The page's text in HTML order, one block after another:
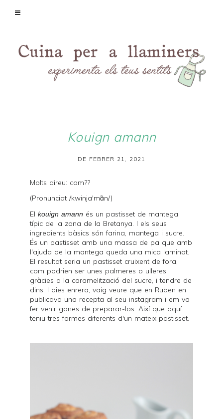
Kouign amann
DE FEBRER 21, 2021
Molts direu: com??
(Pronunciat /kwinja'mɑ̃n/)
El kouign amann és un pastisset de mantega
típic de la zona de la Bretanya. I els seus
ingredients bàsics són farina, mantega i sucre.
És un pastisset amb una massa de pa que amb
l'ajuda de la mantega queda una mica laminat.
El resultat seria un pastisset cruixent de fora,
com podrien ser unes palmeres o ulleres,
gràcies a la caramelització del sucre, i tendre de
dins. I dies enrera, vaig veure que en Ruben en
publicava una recepta al seu instagram i em va
fer venir ganes de preparar-los. Així que aquí
teniu tres formes diferents d'un mateix pastisset.